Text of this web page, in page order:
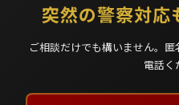
突然の警察対応
ご相談だけでも構いません。
電話く